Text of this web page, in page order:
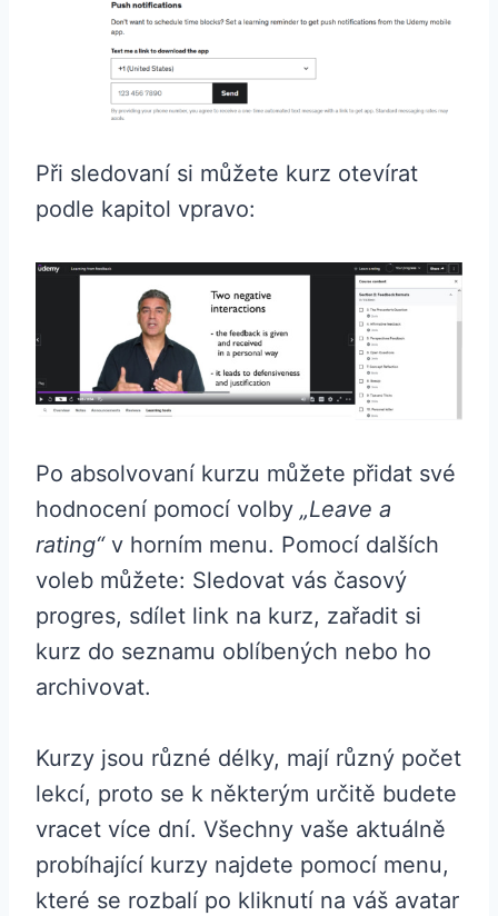
Při sledovaní si můžete kurz otevírat
podle kapitol vpravo:
Po absolvovaní kurzu můžete přidat své
hodnocení pomocí volby „Leave a
rating“v horním menu. Pomocí dalších
voleb můžete: Sledovat vás časový
progres, sdílet link na kurz, zařadit si
kurz do seznamu oblíbených nebo ho
archivovat.
Kurzy jsou různé délky, mají různý počet
lekcí, proto se k některým určitě budete
vracet více dní. Všechny vaše aktuálně
probíhající kurzy najdete pomocí menu,
které se rozbalí po kliknutí na váš avatar